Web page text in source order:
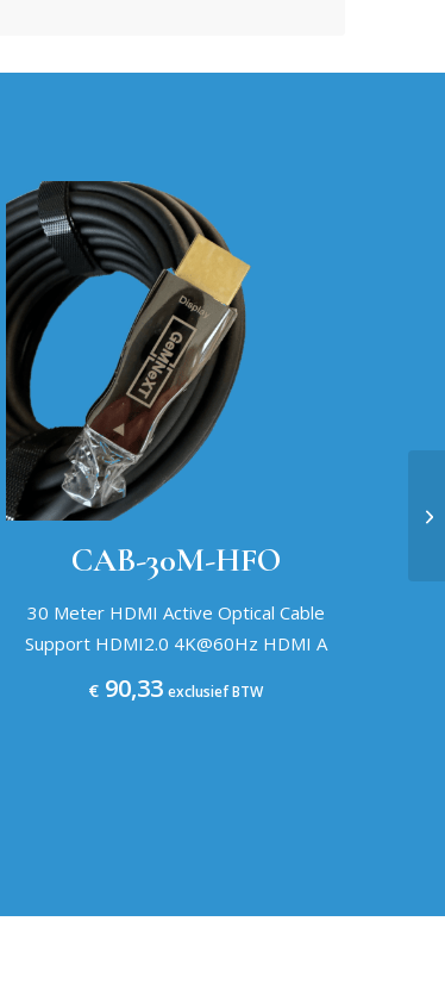
CAB-30M-HFO
30 Meter HDMI Active Optical Cable
Support HDMI2.0 4K@60Hz HDMI A
€ 90,33 exclusief BTW